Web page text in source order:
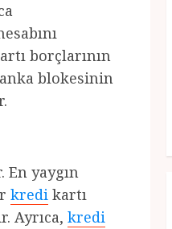
borçlarının
blokesinin
yaygın
kredi kartı
Ayrıca, kredi